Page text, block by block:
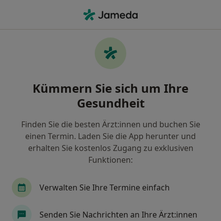
Kümmern Sie sich um Ihre
Gesundheit
Finden Sie die besten Ärzt:innen und buchen Sie
einen Termin. Laden Sie die App herunter und
erhalten Sie kostenlos Zugang zu exklusiven
Funktionen:
Verwalten Sie Ihre Termine einfach
Senden Sie Nachrichten an Ihre Ärzt:innen
Filter & Sortierung• 1
Wie wir die Suchergebnisse sortieren
Praxisklinik Rechts am Rhein Dr.Dr.
Markus Lüpertz und Dr.Dr. Armin Peters